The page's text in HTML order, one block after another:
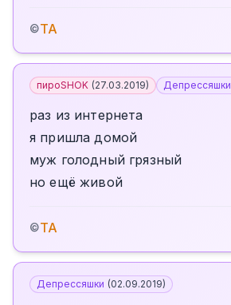
©TA
пироSHOK (27.03.2019) Депрессяшки
раз из интернета
я пришла домой
муж голодный грязный
но ещё живой
©TA
Депрессяшки (02.09.2019)